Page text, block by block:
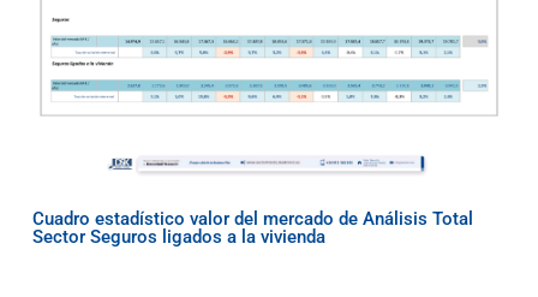
Cuadro estadístico valor del mercado de Análisis Total
Sector Seguros ligados a la vivienda